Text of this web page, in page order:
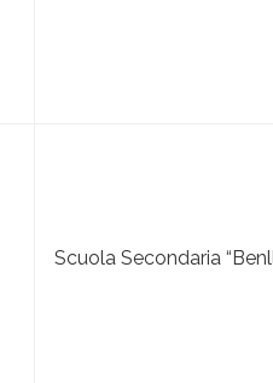
Scuola Secondaria